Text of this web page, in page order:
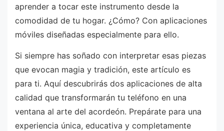
aprender a tocar este instrumento desde la
comodidad de tu hogar. ¿Cómo? Con aplicaciones
móviles diseñadas especialmente para ello.
Si siempre has soñado con interpretar esas piezas
que evocan magia y tradición, este artículo es
para ti. Aquí descubrirás dos aplicaciones de alta
calidad que transformarán tu teléfono en una
ventana al arte del acordeón. Prepárate para una
experiencia única, educativa y completamente